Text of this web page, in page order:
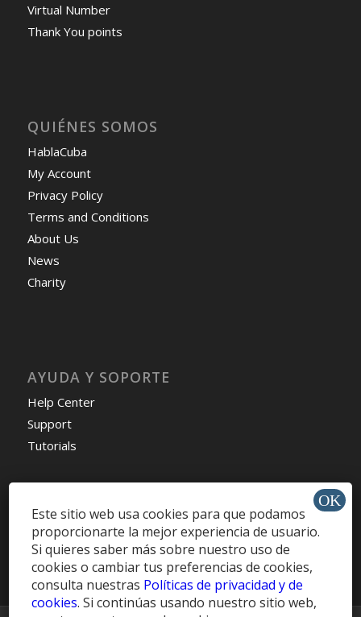
Virtual Number
Thank You points
QUIÉNES SOMOS
HablaCuba
My Account
Privacy Policy
Terms and Conditions
About Us
News
Charity
AYUDA Y SOPORTE
Help Center
Support
Tutorials
Get Offers »
Este sitio web usa cookies para que podamos
proporcionarte la mejor experiencia de usuario.
Si quieres saber más sobre nuestro uso de
cookies o cambiar tus preferencias de cookies,
consulta nuestras Políticas de privacidad y de
cookies. Si continúas usando nuestro sitio web,